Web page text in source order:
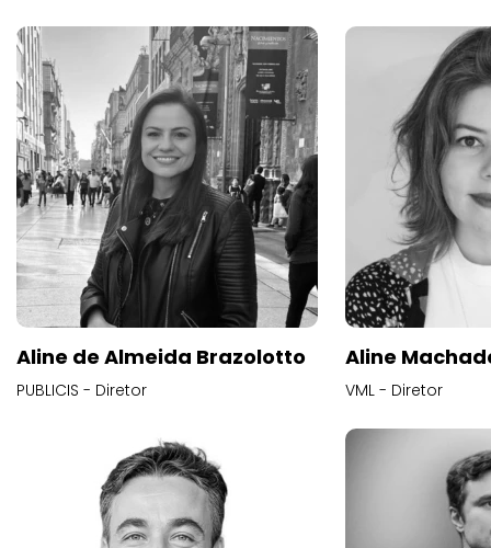
Aline de Almeida Brazolotto
PUBLICIS - Diretor
Aline
VML - Diretor